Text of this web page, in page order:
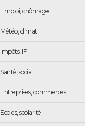
Emploi, chômage
Météo, climat
Impôts, IFI
Santé, social
Entreprises, commerces
Ecoles, scolarité